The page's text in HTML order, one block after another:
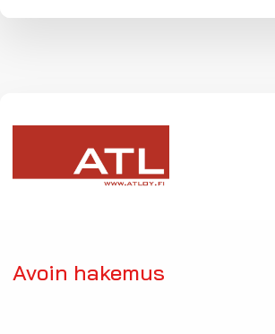
Avoin hakemus